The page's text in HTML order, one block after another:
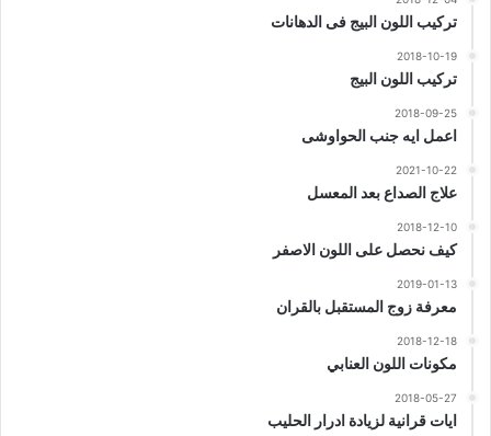
تركيب اللون البيج فى الدهانات
2018-10-19
تركيب اللون البيج
2018-09-25
اعمل ايه جنب الحواوشى
2021-10-22
علاج الصداع بعد المعسل
2018-12-10
كيف نحصل على اللون الاصفر
2019-01-13
معرفة زوج المستقبل بالقران
2018-12-18
مكونات اللون العنابي
2018-05-27
ايات قرانية لزيادة ادرار الحليب